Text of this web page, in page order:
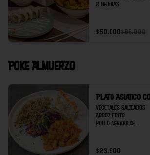
2 Bebidas
$50.000$65.000
Poke Almuerzo
Plato Asiatico
Vegetales salteados
Arroz Frito
Pollo Agridulce
$23.900